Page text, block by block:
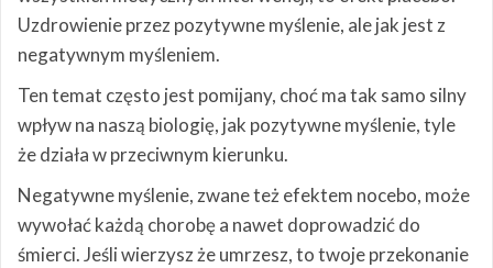
Uzdrowienie przez pozytywne myślenie, ale jak jest z
negatywnym myśleniem.
Ten temat często jest pomijany, choć ma tak samo silny
wpływ na naszą biologię, jak pozytywne myślenie, tyle
że działa w przeciwnym kierunku.
Negatywne myślenie, zwane też efektem nocebo, może
wywołać każdą chorobę a nawet doprowadzić do
śmierci. Jeśli wierzysz że umrzesz, to twoje przekonanie